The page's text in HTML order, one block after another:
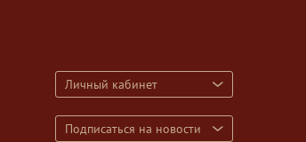
Личный кабинет
Подписаться на новости